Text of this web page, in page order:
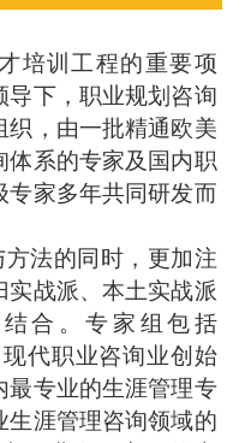
训工程的重要项
导下，职业规划咨询
织，由一批精通欧美
体系的专家及国内职
专家多年共同研发而
法的同时，更加注
实战派、本土实战派
合。专家组包括
现代职业咨询业创始
最专业的生涯管理专
生涯管理咨询领域的